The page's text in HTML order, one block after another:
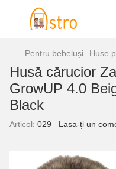
Pentru bebeluși Huse
Husă cărucior
GrowUP 4.0
Black
Articol: 029 Lasa-ți un